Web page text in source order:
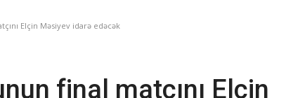
Elçin Məsiyev idarə edəcək
final matçını Elçin